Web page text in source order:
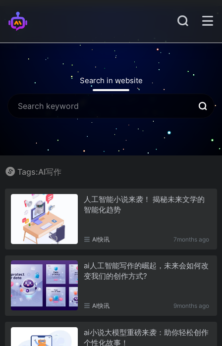
Search in website
Tags:AI写作
人工智能小说来袭！ 揭秘未来文学的
智能化趋势
AI快讯 7months ago
ai人工智能写作的崛起，未来会如何改
变我们的创作方式?
AI快讯 9months ago
ai小说大模型重磅来袭：助你轻松创作
个性化故事！